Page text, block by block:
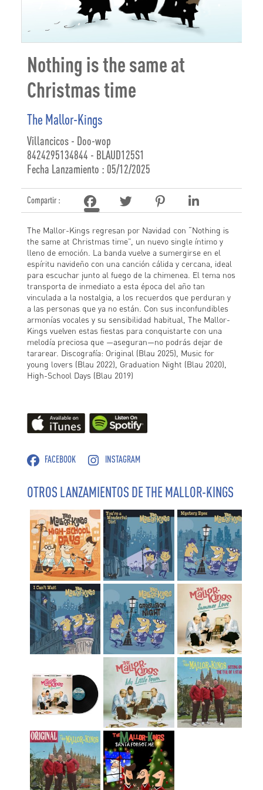
Nothing is the same at
Christmas time
The Mallor-Kings
Villancicos - Doo-wop
8424295134844 - BLAUD125S1
Fecha Lanzamiento : 05/12/2025
Compartir :
The Mallor-Kings regresan por Navidad con “Nothing is
the same at Christmas time”, un nuevo single íntimo y
lleno de emoción. La banda vuelve a sumergirse en el
espíritu navideño con una canción cálida y cercana, ideal
para escuchar junto al fuego de la chimenea. El tema nos
transporta de inmediato a esta época del año tan
vinculada a la nostalgia, a los recuerdos que perduran y
a las personas que ya no están. Con sus inconfundibles
armonías vocales y su sensibilidad habitual, The Mallor-
Kings vuelven estas fiestas para conquistarte con una
melodía preciosa que —aseguran—no podrás dejar de
tararear. Discografía: Original (Blau 2025), Music for
young lovers (Blau 2022), Graduation Night (Blau 2020),
High-School Days (Blau 2019)
FACEBOOK INSTAGRAM
OTROS LANZAMIENTOS DE THE MALLOR-KINGS